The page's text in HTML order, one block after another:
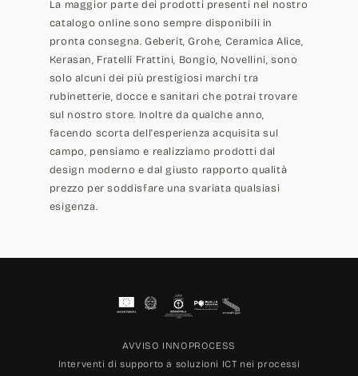
La maggior parte dei prodotti presenti nel nostro
catalogo online sono sempre disponibili in
pronta consegna. Geberit, Grohe, Ceramica Alice,
Kerasan, Fratelli Frattini, Bongio, Novellini, sono
solo alcuni dei più prestigiosi marchi tra
rubinetterie, docce e sanitari che potrai trovare
sul nostro store. Inoltre da qualche anno,
facendo scorta dell'esperienza acquisita sul
campo, pensiamo e realizziamo prodotti dal
design moderno e dal giusto rapporto qualità
prezzo per soddisfare una svariata qualsiasi
esigenza.
AVVISO INNOPROCESS
Interventi di supporto a soluzioni ICT nei processi